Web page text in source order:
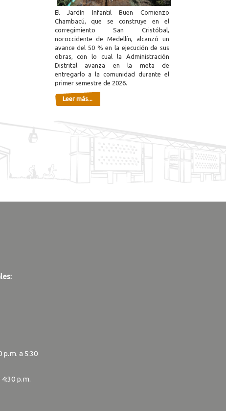
El Jardín Infantil Buen Comienzo
Chambacú, que se construye en el
corregimiento San Cristóbal,
noroccidente de Medellín, alcanzó un
avance del 50 % en la ejecución de sus
obras, con lo cual la Administración
Distrital avanza en la meta de
entregarlo a la comunidad durante el
primer semestre de 2026.
Leer más...
p.m. a 5:30
4:30 p.m.